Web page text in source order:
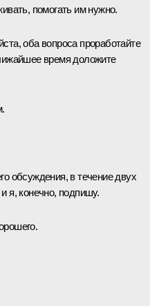
помогать им нужно.
оба вопроса проработайте
время доложите
обсуждения, в течение двух
я, конечно, подпишу.